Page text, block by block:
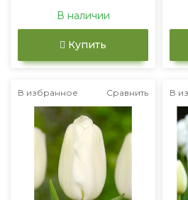
В наличии
Купить
В избранное Сравнить В